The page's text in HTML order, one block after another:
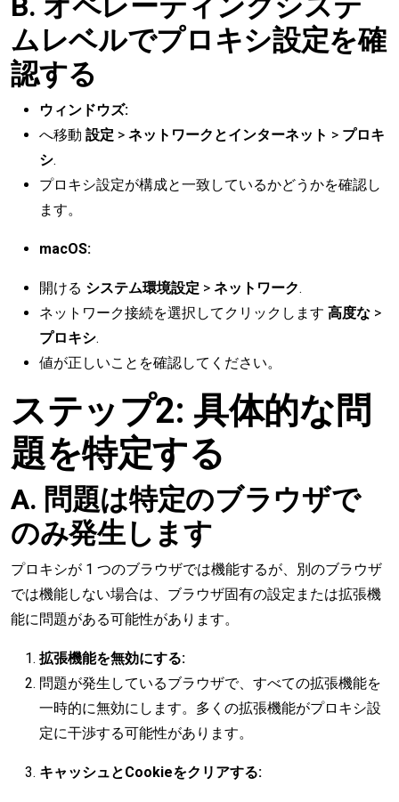
ムレベルでプロキシ設定を確
認する
ウィンドウズ:
へ移動 設定 > ネットワークとインターネット > プロキ
シ.
プロキシ設定が構成と一致しているかどうかを確認し
ます。
macOS:
開ける システム環境設定 > ネットワーク.
ネットワーク接続を選択してクリックします 高度な >
プロキシ.
値が正しいことを確認してください。
ステップ2: 具体的な問
題を特定する
A. 問題は特定のブラウザで
のみ発生します
プロキシが 1 つのブラウザでは機能するが、別のブラウザ
では機能しない場合は、ブラウザ固有の設定または拡張機
能に問題がある可能性があります。
拡張機能を無効にする:
問題が発生しているブラウザで、すべての拡張機能を
一時的に無効にします。多くの拡張機能がプロキシ設
定に干渉する可能性があります。
キャッシュとCookieをクリアする: